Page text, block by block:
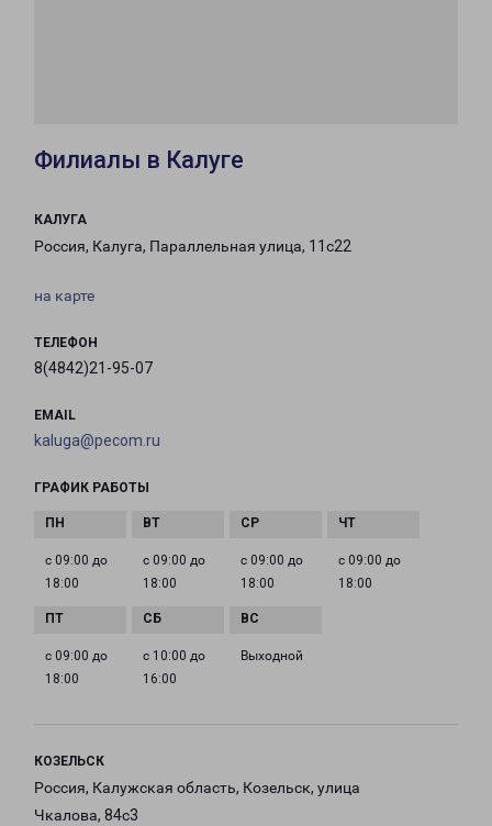
Филиалы в Калуге
КАЛУГА
Россия, Калуга, Параллельная улица, 11с22
на карте
ТЕЛЕФОН
8(4842)21-95-07
EMAIL
kaluga@pecom.ru
ГРАФИК РАБОТЫ
с 09:00 до
18:00
с 09:00 до
18:00
с 09:00 до
18:00
с 09:00 до
18:00
с 09:00 до
18:00
с 10:00 до
16:00
Выходной
КОЗЕЛЬСК
Россия, Калужская область, Козельск, улица
Чкалова, 84с3